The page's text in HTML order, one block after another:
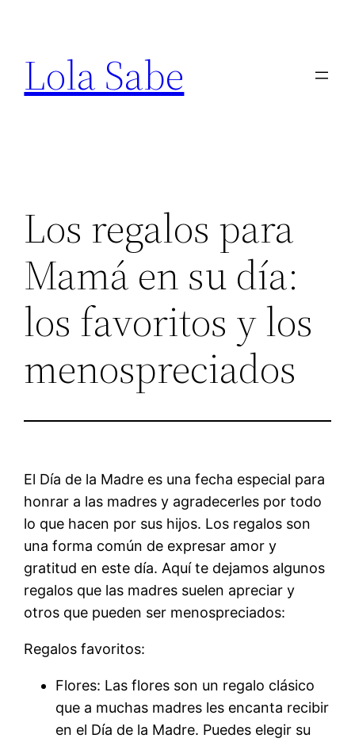
contenido
Lola Sabe
Los regalos para
Mamá en su día:
los favoritos y los
menospreciados
El Día de la Madre es una fecha especial para
honrar a las madres y agradecerles por todo
lo que hacen por sus hijos. Los regalos son
una forma común de expresar amor y
gratitud en este día. Aquí te dejamos algunos
regalos que las madres suelen apreciar y
otros que pueden ser menospreciados:
Regalos favoritos:
Flores: Las flores son un regalo clásico
que a muchas madres les encanta recibir
en el Día de la Madre. Puedes elegir su